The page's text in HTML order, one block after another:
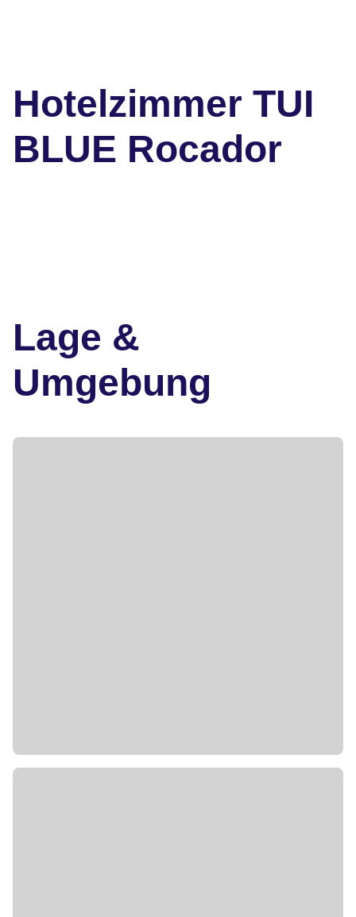
Hotelzimmer TUI
BLUE Rocador
Lage &
Umgebung